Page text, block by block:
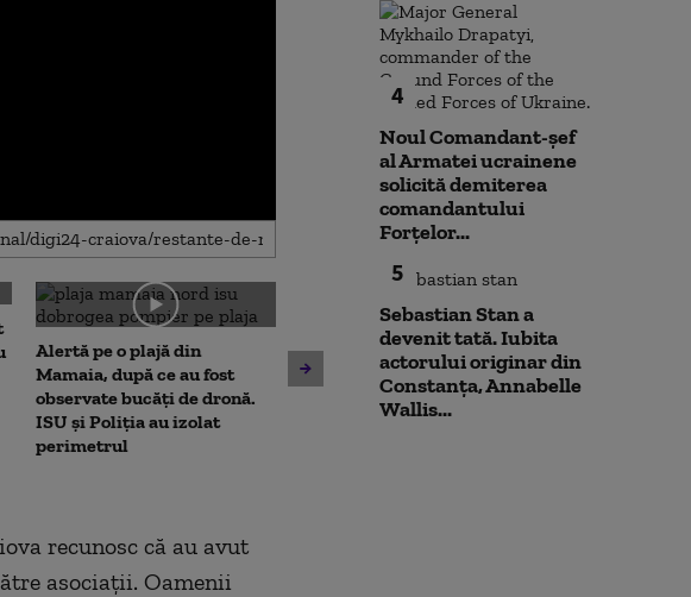
Alertă pe o plajă din
Mamaia, după ce au fost
observate bucăți de dronă.
ISU și Poliția au izolat
perimetrul
Amenzi pentru cei care
deranjează călătorii în
mijloacele de transport ale
STB. Pentru ce se vor da
Un asistent
pune la
recunosc că au avut
asociaţii. Oamenii
4
Noul Comandant-șef
al Armatei ucrainene
solicită demiterea
comandantului
Forțelor...
5
Sebastian Stan a
devenit tată. Iubita
actorului originar din
Constanța, Annabelle
Wallis...